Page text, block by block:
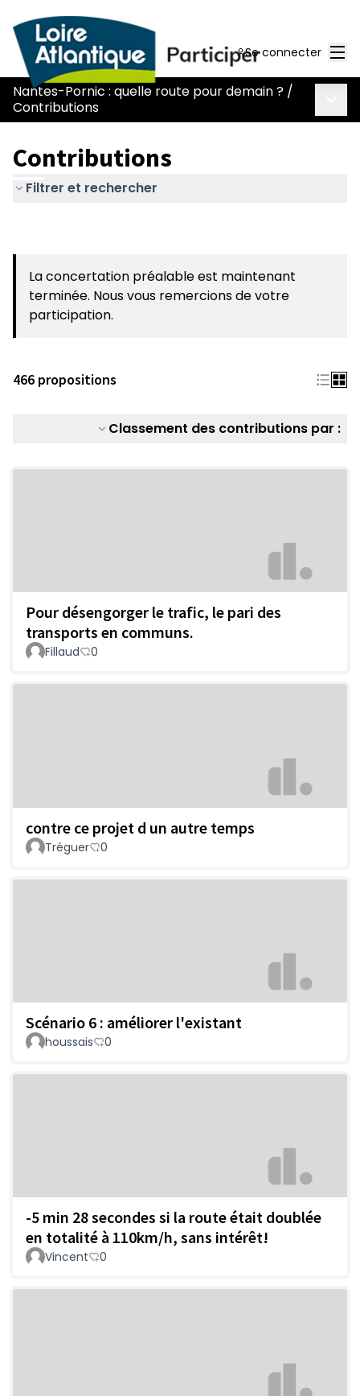
Se connecter
Nantes-Pornic : quelle route pour demain ? /
Contributions
Contributions
Filtrer et rechercher
La concertation préalable est maintenant
terminée. Nous vous remercions de votre
participation.
466 propositions
Classement des contributions par :
Pour désengorger le trafic, le pari des
transports en communs.
Fillaud 0
contre ce projet d un autre temps
Tréguer 0
Scénario 6 : améliorer l'existant
houssais 0
-5 min 28 secondes si la route était doublée
en totalité à 110km/h, sans intérêt!
Vincent 0